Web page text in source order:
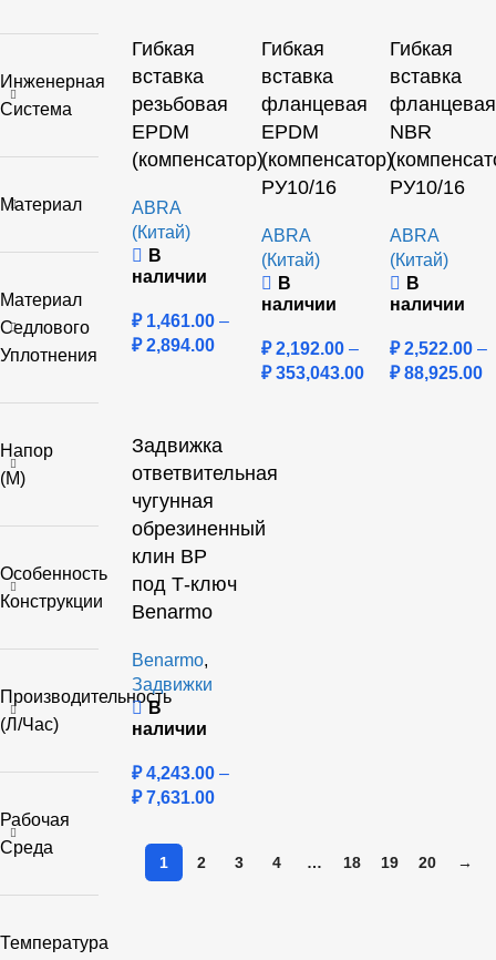
Инженерная
Система
Материал
Материал
Седлового
Уплотнения
Напор
(м)
Особенность
Конструкции
Производительность
(л/час)
Рабочая
Среда
Температура
Гибкая
вставка
резьбовая
EPDM
(компенсатор)
ABRA
(Китай)
В
наличии
₽1,461.00 –
₽2,894.00
Гибкая
вставка
фланцевая
EPDM
(компенсатор)
РУ10/16
ABRA
(Китай)
В
наличии
₽2,192.00 –
₽353,043.00
Гибкая
вставка
фланцевая
NBR
РУ10/16
ABRA
(Китай)
В
наличии
₽2,522.00 –
₽88,925.00
Задвижка
ответвительная
чугунная
обрезиненный
клин ВР
под Т-ключ
Benarmo
Benarmo,
Задвижки
В
наличии
₽4,243.00 –
₽7,631.00
1 2 3 4 … 18 19 20 →